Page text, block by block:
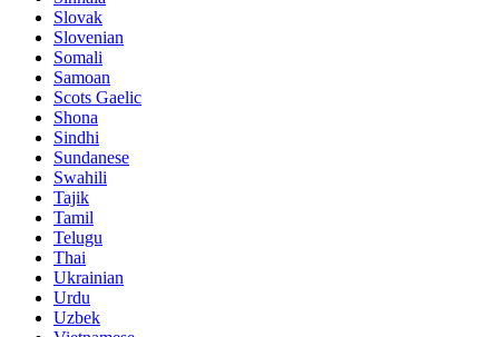
Slovak
Slovenian
Somali
Samoan
Scots Gaelic
Shona
Sindhi
Sundanese
Swahili
Tajik
Tamil
Telugu
Thai
Ukrainian
Urdu
Uzbek